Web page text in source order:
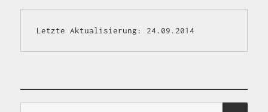
Letzte Aktualisierung: 24.09.2014